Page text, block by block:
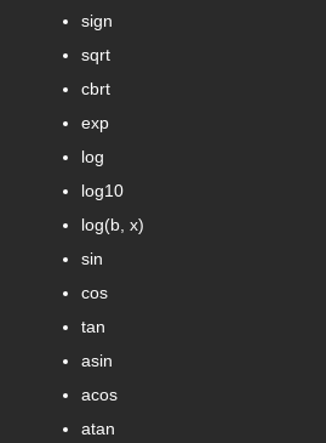
sign
sqrt
cbrt
exp
log
log10
log(b, x)
sin
cos
tan
asin
acos
atan